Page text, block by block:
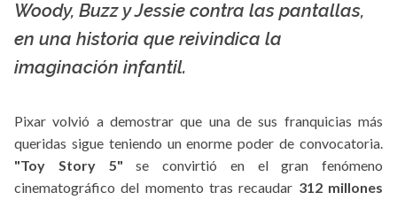
Woody, Buzz y Jessie contra las pantallas,
en una historia que reivindica la
imaginación infantil.
Pixar volvió a demostrar que una de sus franquicias más
queridas sigue teniendo un enorme poder de convocatoria.
"Toy Story 5" se convirtió en el gran fenómeno
cinematográfico del momento tras recaudar 312 millones